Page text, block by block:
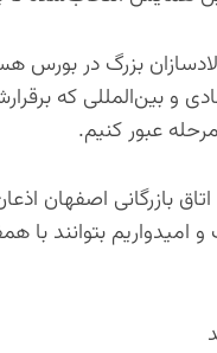
بزرگ در
و بین‌المللی که
عبور کنیم.
بازرگانی اصفهان
بتوانند با